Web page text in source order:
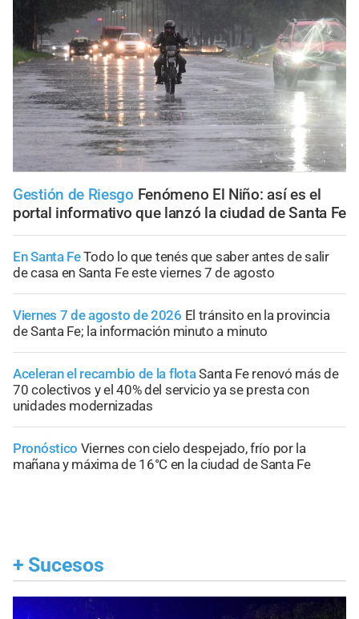
Gestión de Riesgo Fenómeno El Niño: así es el
portal informativo que lanzó la ciudad de Santa Fe
En Santa FeTodo lo que tenés que saber antes de salir
de casa en Santa Fe este viernes 7 de agosto
Viernes 7 de agosto de 2026 El tránsito en la provincia
de Santa Fe; la información minuto a minuto
Aceleran el recambio de la flotaSanta Fe renovó más de
70 colectivos y el 40% del servicio ya se presta con
unidades modernizadas
Pronóstico Viernes con cielo despejado, frío por la
mañana y máxima de 16°C en la ciudad de Santa Fe
+ Sucesos